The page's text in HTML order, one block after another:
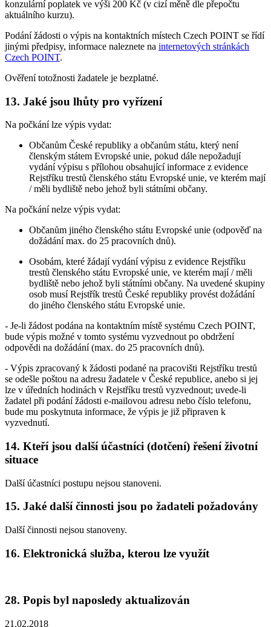
konzulární poplatek ve výši 200 Kč (v cizí měně dle přepočtu
aktuálního kurzu).
Podání žádosti o výpis na kontaktních místech Czech POINT se řídí
jinými předpisy, informace naleznete na internetových stránkách
Czech POINT.
Ověření totožnosti žadatele je bezplatné.
13. Jaké jsou lhůty pro vyřízení
Na počkání lze výpis vydat:
Občanům České republiky a občanům státu, který není
členským státem Evropské unie, pokud dále nepožadují
vydání výpisu s přílohou obsahující informace z evidence
Rejstříku trestů členského státu Evropské unie, ve kterém mají
/ měli bydliště nebo jehož byli státními občany.
Na počkání nelze výpis vydat:
Občanům jiného členského státu Evropské unie (odpověď na
dožádání max. do 25 pracovních dnů).
Osobám, které žádají vydání výpisu z evidence Rejstříku
trestů členského státu Evropské unie, ve kterém mají / měli
bydliště nebo jehož byli státními občany. Na uvedené skupiny
osob musí Rejstřík trestů České republiky provést dožádání
do jiného členského státu Evropské unie.
- Je-li žádost podána na kontaktním místě systému Czech POINT,
bude výpis možné v tomto systému vyzvednout po obdržení
odpovědi na dožádání (max. do 25 pracovních dnů).
- Výpis zpracovaný k žádosti podané na pracovišti Rejstříku trestů
se odešle poštou na adresu žadatele v České republice, anebo si jej
lze v úředních hodinách v Rejstříku trestů vyzvednout; uvede-li
žadatel při podání žádosti e-mailovou adresu nebo číslo telefonu,
bude mu poskytnuta informace, že výpis je již připraven k
vyzvednutí.
14. Kteří jsou další účastníci (dotčení) řešení životní
situace
Další účastníci postupu nejsou stanoveni.
15. Jaké další činnosti jsou po žadateli požadovány
Další činnosti nejsou stanoveny.
16. Elektronická služba, kterou lze využít
28. Popis byl naposledy aktualizován
21.02.2018